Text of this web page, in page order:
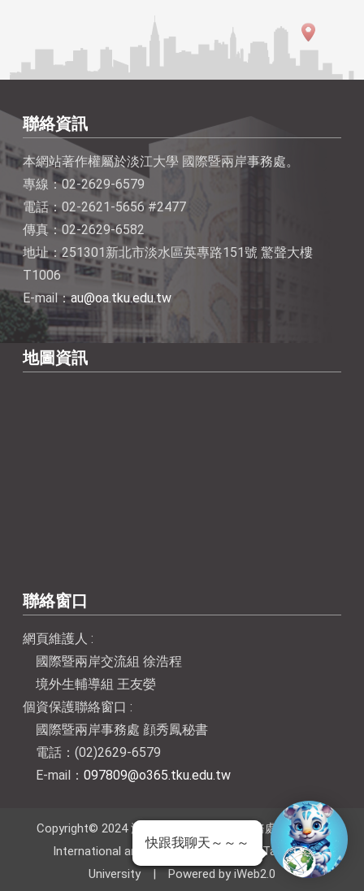
聯絡資訊
本網站著作權屬於淡江大學 國際暨兩岸事務處。
專線：02-2629-6579
電話：02-2621-5656 #2477
傳真：02-2629-6582
地址：251301新北市淡水區英專路151號 驚聲大樓
T1006
E-mail：au@oa.tku.edu.tw
地圖資訊
聯絡窗口
網頁維護人 :
國際暨兩岸交流組 徐浩程
境外生輔導組 王友嫈
個資保護聯絡窗口 :
國際暨兩岸事務處 顔秀鳳秘書
電話：(02)2629-6579
E-mail： 097809@o365.tku.edu.tw
Copyright© 2024 淡江大學國際暨兩岸事務處 Office of
International and Cross-Strait Affairs, Tamkang
University | Powered by iWeb2.0
快跟我聊天～～～